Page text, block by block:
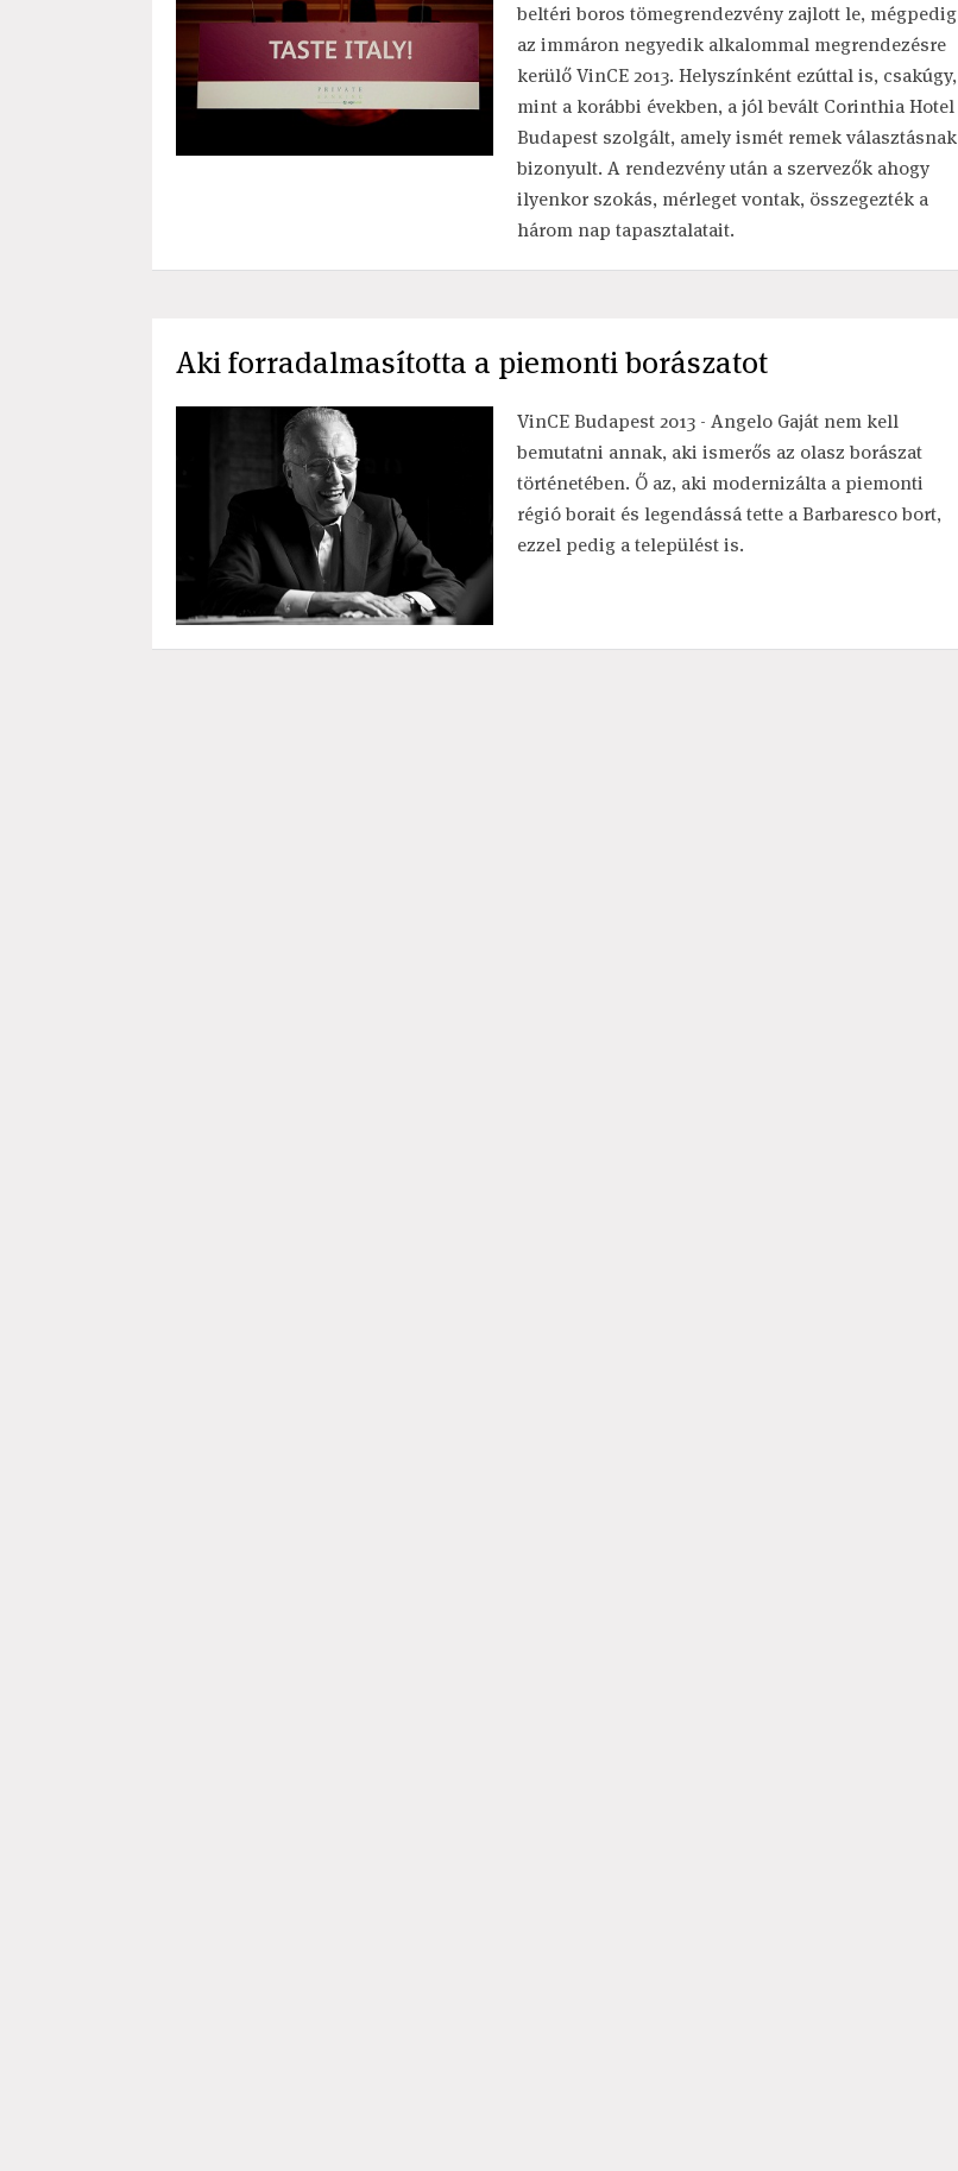
beltéri boros tömegrendezvény zajlott le, mégpedig
az immáron negyedik alkalommal megrendezésre
kerülő VinCE 2013. Helyszínként ezúttal is, csakúgy,
mint a korábbi években, a jól bevált Corinthia Hotel
Budapest szolgált, amely ismét remek választásnak
bizonyult. A rendezvény után a szervezők ahogy
ilyenkor szokás, mérleget vontak, összegezték a
három nap tapasztalatait.
Aki forradalmasította a piemonti borászatot
VinCE Budapest 2013 - Angelo Gaját nem kell
bemutatni annak, aki ismerős az olasz borászat
történetében. Ő az, aki modernizálta a piemonti
régió borait és legendássá tette a Barbaresco bort,
ezzel pedig a települést is.